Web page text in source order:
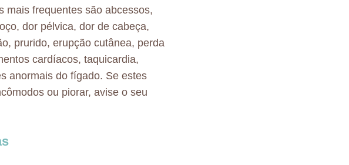
mais frequentes são abcessos,
dor pélvica, dor de cabeça,
prurido, erupção cutânea, perda
cardíacos, taquicardia,
anormais do fígado. Se estes
ou piorar, avise o seu